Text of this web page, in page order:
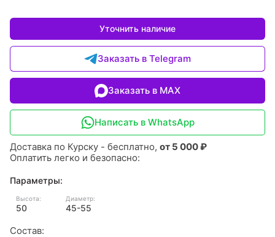
Уточнить наличие
Заказать в Telegram
Заказать в MAX
Написать в WhatsApp
Доставка по Курску - бесплатно, от 5 000 ₽
Оплатить легко и безопасно:
Параметры:
Высота:
50
Диаметр:
45-55
Состав: